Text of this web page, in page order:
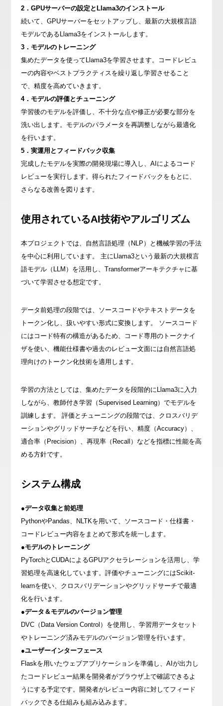
2．GPUサーバーの設定とLlama3のインストール
続いて、GPUサーバーをセットアップし、最新の大規模言語
モデルであるLlama3をインストールします。
3．モデルのトレーニング
集めたデータを使ってLlama3を学習させます。コードレビュ
ーの内容やベストプラクティスを繰り返し学習させること
で、精度を高めていきます。
4．モデルの評価とチューニング
学習後のモデルを評価し、不十分な点や修正が必要な部分を
洗い出します。モデルのパラメータを再調整しながら最適化
を行います。
5．実運用とフィードバック収集
完成したモデルを実際の開発現場に導入し、AIによるコード
レビューを実行します。得られたフィードバックをもとに、
さらなる改善を図ります。
使用されているAI技術やアルゴリズム
本プロジェクトでは、自然言語処理（NLP）と機械学習の手法
を中心に利用しています。 主にLlama3という最新の大規模言
語モデル（LLM）を活用し、Transformerアーキテクチャに基
づいて学習させる想定です。
データ前処理の段階では、ソースコードやテキストデータを
トークン化し、扱いやすい形式に変換します。 ソースコード
にはコード特有の構造があるため、コード専用のトークナイ
ザを使い、機能仕様書や過去のレビュー文面には自然言語処
理向けのトークン化技術を適用します。
学習の方法としては、集めたデータを段階的にLlama3に入力
しながら、教師付き学習（Supervised Learning）でモデルを
訓練します。 評価とチューニングの段階では、クロスバリデ
ーションやグリッドサーチなどを行い、精度（Accuracy）、
適合率（Precision）、再現率（Recall）などを指標に性能を高
める方針です。
システム構成
●データ収集と前処理
PythonやPandas、NLTKを用いて、ソースコード・仕様書・
コードレビュー内容をまとめて形式を統一します。
●モデルのトレーニング
PyTorchとCUDAによるGPUアクセラレーションを活用し、学
習処理を高速化しています。評価やチューニングにはScikit-
learnを使い、クロスバリデーションやグリッドサーチで最適
化を行います。
●データ＆モデルのバージョン管理
DVC（Data Version Control）を使用し、学習用データセット
やトレーニング済みモデルのバージョン管理を行います。
●ユーザーインターフェース
Flaskを用いたウェブアプリケーションを準備し、AIが出力し
たコードレビュー結果を開発者がブラウザ上で確認できるよ
うにする予定です。開発者がレビュー内容に対してフィード
バックできる仕組みも組み込みます。